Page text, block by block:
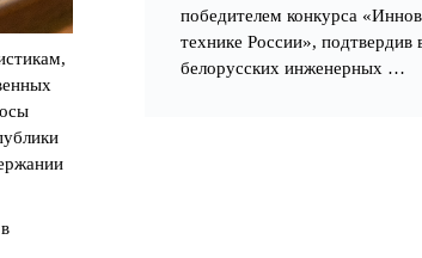
победителем конкурса
технике России», подтвердив
белорусских инженерных …